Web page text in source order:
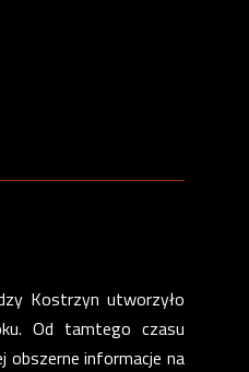
Kostrzyn utworzyło
Od tamtego czasu
obszerne informacje na